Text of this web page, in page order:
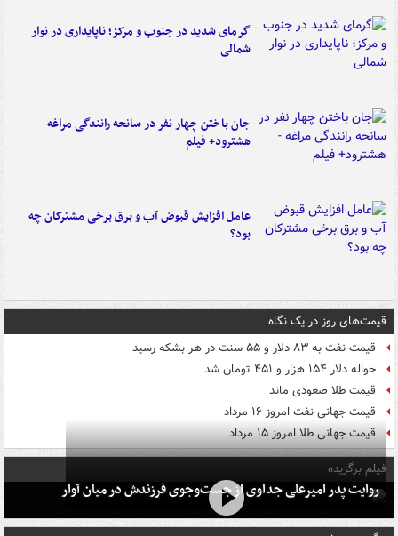
گرمای شدید در جنوب و مرکز؛ ناپایداری در نوار
شمالی
جان باختن چهار نفر در سانحه رانندگی مراغه -
هشترود+ فیلم
عامل افزایش قبوض آب و برق برخی مشترکان چه
بود؟
قیمت‌های روز در یک نگاه
قیمت نفت به ۸۳ دلار و ۵۵ سنت در هر بشکه رسید
حواله دلار ۱۵۴ هزار و ۴۵۱ تومان شد
قیمت طلا صعودی ماند
قیمت جهانی نفت امروز ۱۶ مرداد
قیمت جهانی طلا امروز ۱۵ مرداد
فیلم برگزیده
روایت پدر امیرعلی جداوی از جست‌وجوی فرزندش در میان آوار